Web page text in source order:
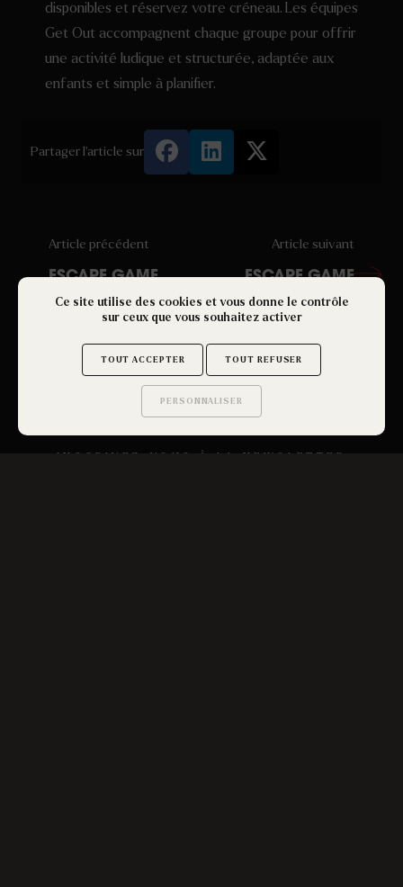
disponibles et réservez votre créneau. Les équipes
Get Out accompagnent chaque groupe pour offrir
une activité ludique et structurée, adaptée aux
enfants et simple à planifier.
Partager l'article sur
Article précédent
ESCAPE GAME
AVENTURES
IMMERSIVES ET
ADULTES
Article suivant
ESCAPE GAME
AVENTURE
IMMERSIVE À DEUX
les secrets de ce site ?
Ce site utilise des cookies et vous donne le contrôle
sur ceux que vous souhaitez activer
TOUT ACCEPTER TOUT REFUSER
PERSONNALISER